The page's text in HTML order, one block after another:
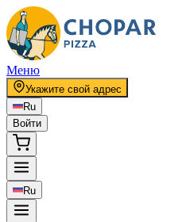
Меню
Укажите свой адрес
Ru
Войти
Ru